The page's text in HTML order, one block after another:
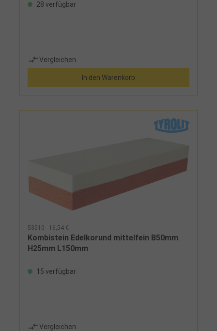
28 verfügbar
Vergleichen
In den Warenkorb
53510 - 16,54 €
Kombistein Edelkorund mittelfein B50mm
H25mm L150mm
15 verfügbar
Vergleichen